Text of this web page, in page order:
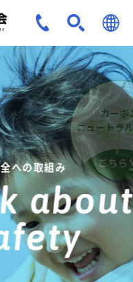
JPN
ENG
み